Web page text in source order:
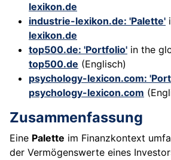
lexikon.de
industrie-lexikon.de: 'Palette'
lexikon.de
top500.de: 'Portfolio' in the
top500.de (Englisch)
psychology-lexicon.com:
psychology-lexicon.com
Zusammenfassung
Eine Palette im Finanzkontext
der Vermögenswerte eines